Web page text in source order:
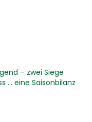
– zwei Siege
… eine Saisonbilanz